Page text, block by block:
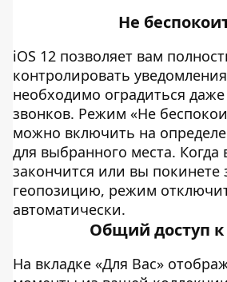
Не
iOS 12 позволяет вам
контролировать
необходимо оградиться
звонков. Режим «Не
можно включить на
для выбранного места. Когда
закончится или вы покинете
геопозицию, режим
автоматически.
Общий доступ
На вкладке «Для Вас»